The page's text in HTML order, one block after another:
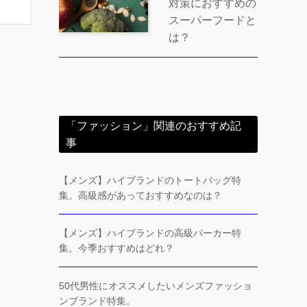
対策におすすめの
スーパーフードと
は？
「ファッション」関連のおすすめ記
事
【メンズ】ハイブランドのトートバッグ特
集。高級感があっておすすめなのは？
【メンズ】ハイブランドの高級パーカー特
集。今季おすすめはどれ？
50代男性にオススメしたいメンズファッショ
ンブランド特集。